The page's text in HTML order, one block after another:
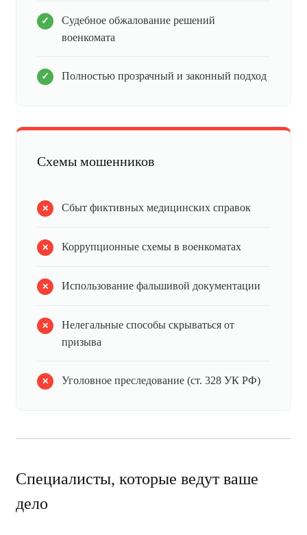
Судебное обжалование решений
военкомата
Полностью прозрачный и законный подход
Схемы мошенников
Сбыт фиктивных медицинских справок
Коррупционные схемы в военкоматах
Использование фальшивой документации
Нелегальные способы скрываться от
призыва
Уголовное преследование (ст. 328 УК РФ)
Специалисты, которые ведут ваше
дело